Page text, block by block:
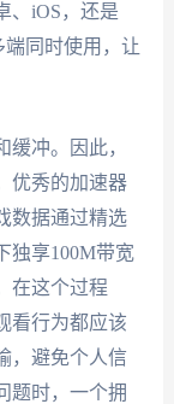
、iOS，还是
端同时使用，让
冲。因此，
优秀的加速器
数据通过精选
独享100M带宽
在这个过程
看行为都应该
，避免个人信
题时，一个拥